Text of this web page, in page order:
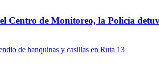
Centro de Monitoreo, la Policía